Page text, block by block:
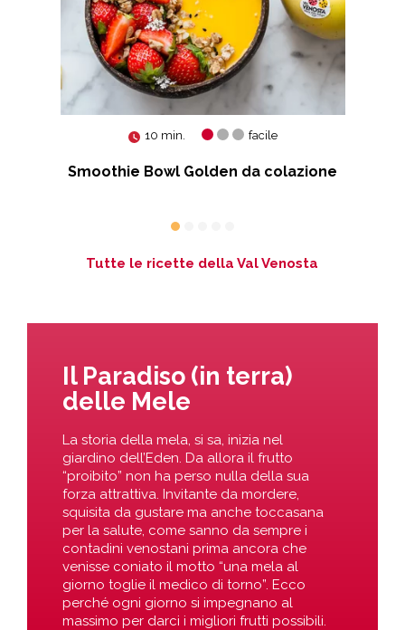
10 min. facile
Smoothie Bowl Golden da colazione
Tutte le ricette della Val Venosta
Il Paradiso (in terra)
delle Mele
La storia della mela, si sa, inizia nel
giardino dell’Eden. Da allora il frutto
“proibito” non ha perso nulla della sua
forza attrattiva. Invitante da mordere,
squisita da gustare ma anche toccasana
per la salute, come sanno da sempre i
contadini venostani prima ancora che
venisse coniato il motto “una mela al
giorno toglie il medico di torno”. Ecco
perché ogni giorno si impegnano al
massimo per darci i migliori frutti possibili.